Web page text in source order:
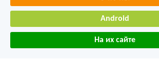
Android
На их сайте